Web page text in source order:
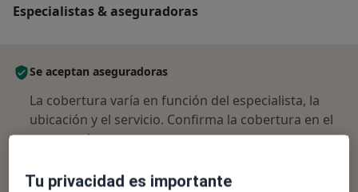
Especialistas & aseguradoras
Se aceptan aseguradoras
La cobertura varía en función del especialista, la
ubicación y el servicio. Confirma la cobertura en el
proceso de reserva.
Filtrar por aseguradora
Tu privacidad es importante